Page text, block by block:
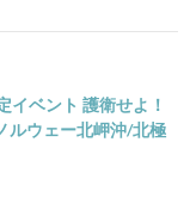
イベント 護衛せよ！
ルウェー北岬沖/北極